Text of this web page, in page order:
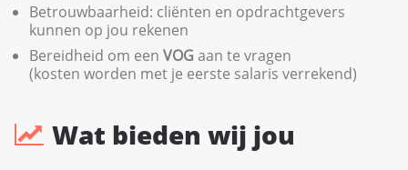
Betrouwbaarheid: cliënten en opdrachtgevers
kunnen op jou rekenen
Bereidheid om een VOG aan te vragen
(kosten worden met je eerste salaris verrekend)
Wat bieden wij jou